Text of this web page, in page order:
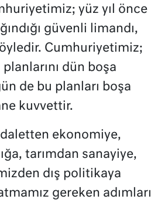
yüz yıl önce
güvenli limandı,
Cumhuriyetimiz;
dün boşa
de bu planları boşa
kuvvettir.
ekonomiye,
tarımdan sanayiye,
dış politikaya
gereken adımları